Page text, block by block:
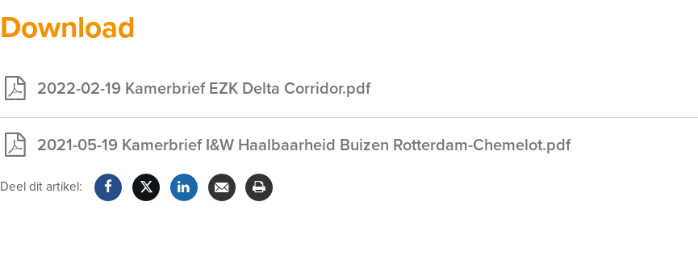
Download
2022-02-19 Kamerbrief EZK Delta Corridor.pdf
Exclusief
voor
leden2021-05-19 Kamerbrief I&W Haalbaarheid Buizen Rotterdam-Chemelot.pdf
Exclusief
voor
Deel dit artikel: